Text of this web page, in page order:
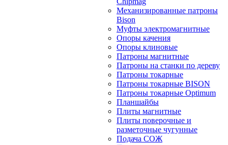
Механизированные патроны
Bison
Муфты электромагнитные
Опоры качения
Опоры клиновые
Патроны магнитные
Патроны на станки по дереву
Патроны токарные
Патроны токарные BISON
Патроны токарные Optimum
Планшайбы
Плиты магнитные
Плиты поверочные и
разметочные чугунные
Подача СОЖ